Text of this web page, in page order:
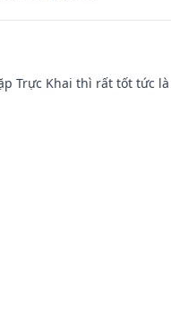
Trực Khai thì rất tốt tức